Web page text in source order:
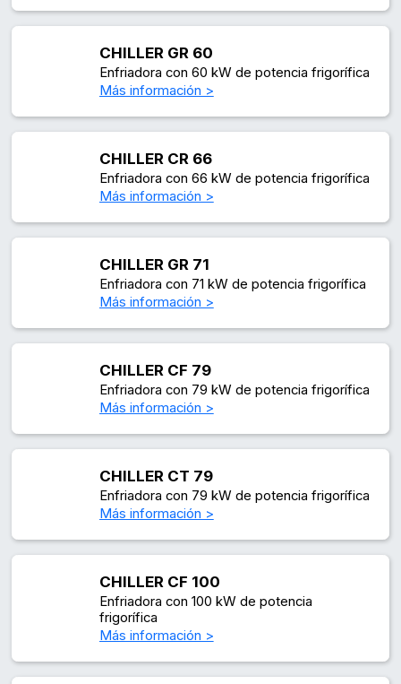
CHILLER GR 60
Enfriadora con 60 kW de potencia frigorífica
Más información >
CHILLER CR 66
Enfriadora con 66 kW de potencia frigorífica
Más información >
CHILLER GR 71
Enfriadora con 71 kW de potencia frigorífica
Más información >
CHILLER CF 79
Enfriadora con 79 kW de potencia frigorífica
Más información >
CHILLER CT 79
Enfriadora con 79 kW de potencia frigorífica
Más información >
CHILLER CF 100
Enfriadora con 100 kW de potencia
frigorífica
Más información >